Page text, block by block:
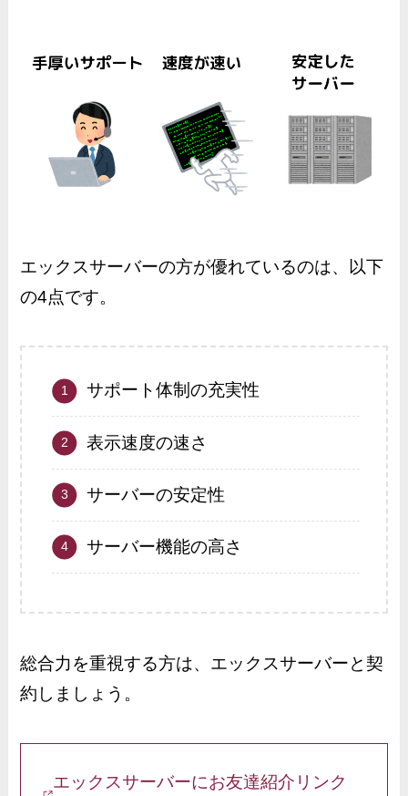
エックスサーバーの方が優れているのは、以下
の4点です。
サポート体制の充実性
表示速度の速さ
サーバーの安定性
サーバー機能の高さ
総合力を重視する方は、エックスサーバーと契
約しましょう。
エックスサーバーにお友達紹介リンク